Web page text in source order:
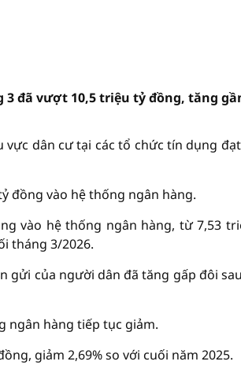
đã vượt 10,5 triệu tỷ đồng, tăng
vực dân cư tại các tổ chức tín dụng
đồng vào hệ thống ngân hàng.
vào hệ thống ngân hàng, từ 7,53
tháng 3/2026.
gửi của người dân đã tăng gấp đôi
ngân hàng tiếp tục giảm.
giảm 2,69% so với cuối năm 2025.